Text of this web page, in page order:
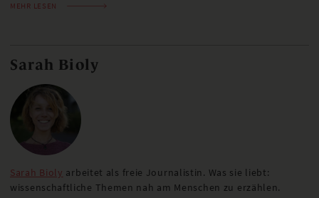
MEHR LESEN
Sarah Bioly
Sarah Bioly arbeitet als freie Journalistin. Was sie liebt:
wissenschaftliche Themen nah am Menschen zu erzählen.